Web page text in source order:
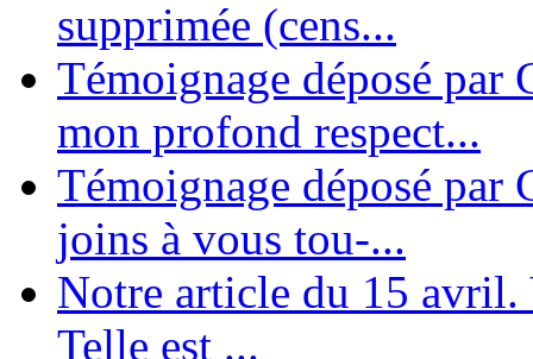
supprimée (cens...
Témoignage déposé par
mon profond respect...
Témoignage déposé par
joins à vous tou-...
Notre article du 15 avril.
Telle est ...